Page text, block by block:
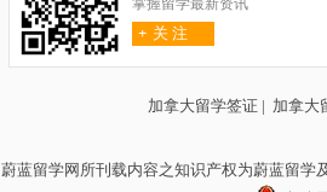
掌握留学最新资讯
+ 关 注
加拿大留学签证 | 加拿大
蔚蓝留学网所刊载内容之知识产权为蔚蓝留学